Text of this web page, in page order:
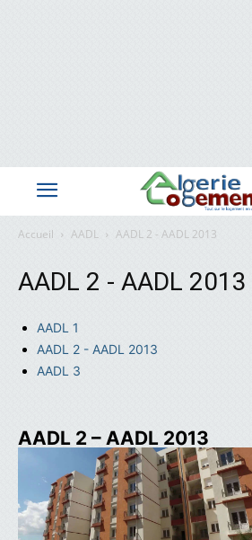
Accueil AADL AADL 2 - AADL 2013
AADL 2 - AADL 2013
AADL 1
AADL 2 - AADL 2013
AADL 3
AADL 2 – AADL 2013